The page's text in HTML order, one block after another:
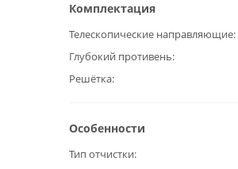
Комплектация
Телескопические направляющие
Глубокий противень
Решётка
Особенности
Тип отчистки